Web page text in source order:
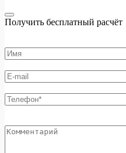
Получить бесплатный расчёт